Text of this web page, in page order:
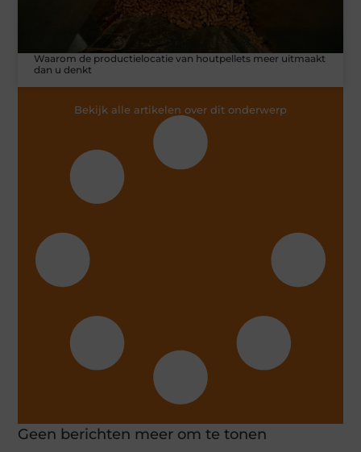
Waarom de productielocatie van houtpellets meer uitmaakt
dan u denkt
Bekijk alle artikelen over dit onderwerp
Geen berichten meer om te tonen